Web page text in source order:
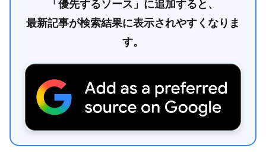
「優先するソース」に追加すると、
最新記事が検索結果に表示されやすくなりま
す。